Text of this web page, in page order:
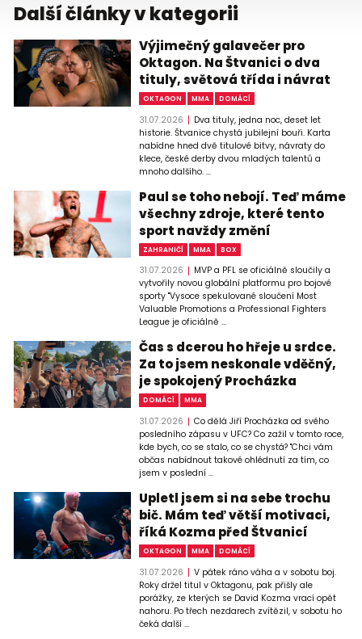
Další články v kategorii
Výjimečný galavečer pro
Oktagon. Na Štvanici o dva
tituly, světová třída i návrat
OKTAGON MMA DOMÁCÍ
31.07.2026
Dva tituly, jedna noc, deset let
historie. Štvanice chystá jubilejní bouři. Karta
nabídne hned dvě titulové bitvy, návraty do
klece, české derby dvou mladých talentů a
mnoho dalšího. ...
Paul se toho nebojí. Teď máme
všechny zdroje, které tento
sport navždy změní
ZAHRANIČÍ MMA BOX
31.07.2026
MVP a PFL se oficiálně sloučily a
vytvořily novou globální platformu pro bojové
sporty "Vysoce spekulované sloučení Most
Valuable Promotions a Professional Fighters
League je oficiálně ...
Čas s dcerou ho hřeje u srdce.
Za to jsem neskonale vděčný,
je spokojený Procházka
DOMÁCÍ MMA
31.07.2026
Co dělá Jiří Procházka od svého
posledního zápasu v UFC? Co zažil v tomto roce,
kde bych, co se stalo, co se chystá? "Chci vám
občas nabídnout takové ohlédnutí za tím, co
jsem v poslední ...
Upletl jsem si na sebe trochu
bič. Mám teď větší motivaci,
říká Kozma před Štvanicí
OKTAGON MMA DOMÁCÍ
31.07.2026
V pátek ráno váha a v sobotu boj.
Roky držel titul v Oktagonu, pak přišly ale
porážky, ze kterých se David Kozma vrací opět
nahoru. Po třech nezdarech zvítězil, v sobotu ho
čeká další ...